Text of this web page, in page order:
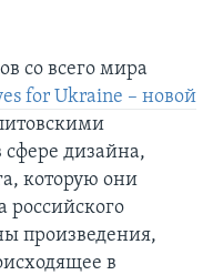
со всего мира
for Ukraine – новой
дизайна,
которую они
российского
произведения,
в